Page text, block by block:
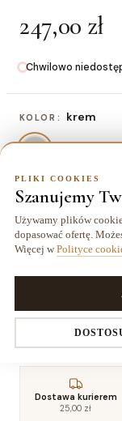
247,00 zł
Chwilowo
KOLOR: krem
ROZMIAR:
80x150 cm
247,00 zł
cm
1001,00 zł
Dostawa kurierem
25,00 zł
PLIKI COOKIES
Szanujemy
Używamy plików
dopasować ofertę.
Więcej w Polityce
Decydujesz, które